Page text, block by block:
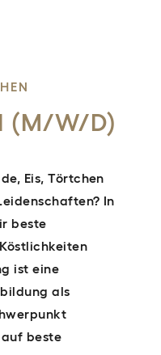
(M/W/D)
Eis, Törtchen
In
beste
ist eine
als
beste